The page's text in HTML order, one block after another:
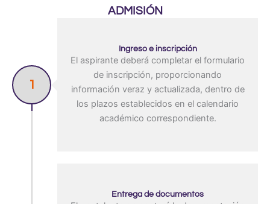
ADMISIÓN
Ingreso e inscripción
El aspirante deberá completar el formulario
de inscripción, proporcionando
información veraz y actualizada, dentro de
los plazos establecidos en el calendario
académico correspondiente.
1
Entrega de documentos